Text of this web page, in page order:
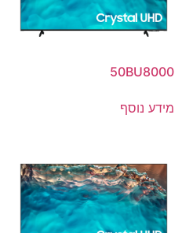
50BU8000
מידע נוסף